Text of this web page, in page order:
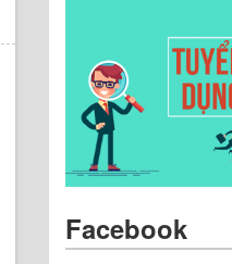
Facebook